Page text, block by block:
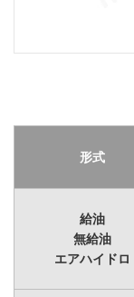
形式
給油
無給油
エアハイドロ